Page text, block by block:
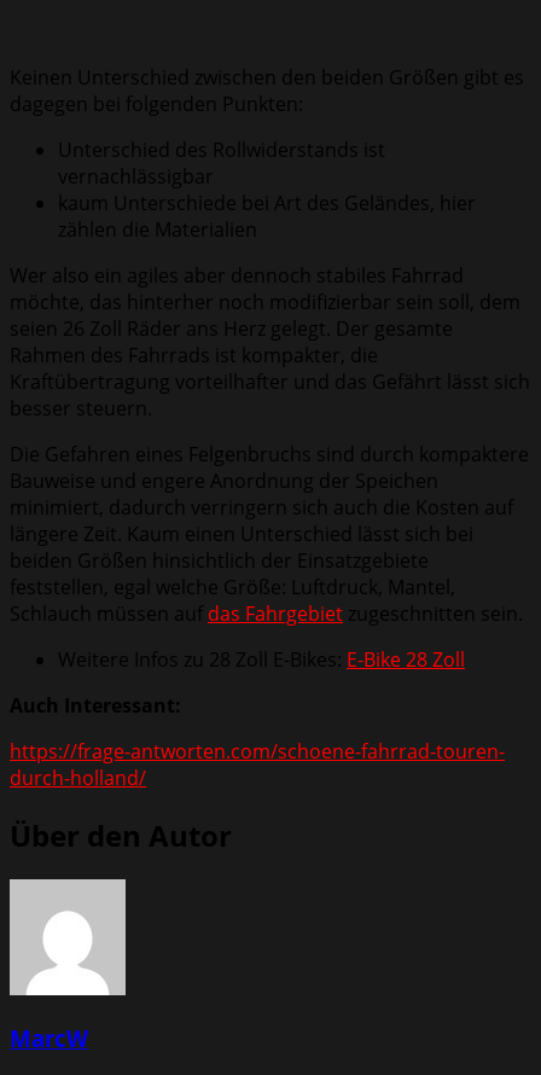
Keinen Unterschied zwischen den beiden Größen gibt es
dagegen bei folgenden Punkten:
Unterschied des Rollwiderstands ist
vernachlässigbar
kaum Unterschiede bei Art des Geländes, hier
zählen die Materialien
Wer also ein agiles aber dennoch stabiles Fahrrad
möchte, das hinterher noch modifizierbar sein soll, dem
seien 26 Zoll Räder ans Herz gelegt. Der gesamte
Rahmen des Fahrrads ist kompakter, die
Kraftübertragung vorteilhafter und das Gefährt lässt sich
besser steuern.
Die Gefahren eines Felgenbruchs sind durch kompaktere
Bauweise und engere Anordnung der Speichen
minimiert, dadurch verringern sich auch die Kosten auf
längere Zeit. Kaum einen Unterschied lässt sich bei
beiden Größen hinsichtlich der Einsatzgebiete
feststellen, egal welche Größe: Luftdruck, Mantel,
Schlauch müssen auf das Fahrgebiet zugeschnitten sein.
Weitere Infos zu 28 Zoll E-Bikes: E-Bike 28 Zoll
Auch Interessant:
https://frage-antworten.com/schoene-fahrrad-touren-
durch-holland/
Über den Autor
MarcW